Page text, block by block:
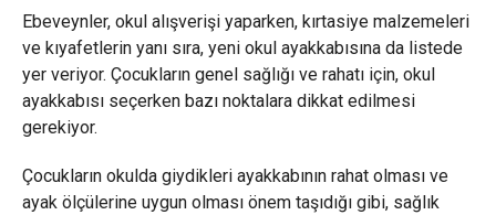
Ebeveynler, okul alışverişi yaparken, kırtasiye malzemeleri
ve kıyafetlerin yanı sıra, yeni okul ayakkabısına da listede
yer veriyor. Çocukların genel sağlığı ve rahatı için, okul
ayakkabısı seçerken bazı noktalara dikkat edilmesi
gerekiyor.
Çocukların okulda giydikleri ayakkabının rahat olması ve
ayak ölçülerine uygun olması önem taşıdığı gibi, sağlık